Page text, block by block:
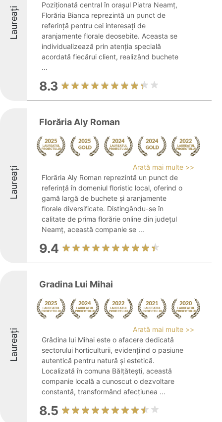
Laureați
Poziționată central în orașul Piatra Neamț,
Florăria Bianca reprezintă un punct de
referință pentru cei interesați de
aranjamente florale deosebite. Aceasta se
individualizează prin atenția specială
acordată fiecărui client, realizând buchete
...
8.3
Laureați
Florăria Aly Roman
Arată mai multe >>
Florăria Aly Roman reprezintă un punct de
referință în domeniul floristic local, oferind o
gamă largă de buchete și aranjamente
florale diversificate. Distingându-se în
calitate de prima florărie online din județul
Neamț, această companie se ...
9.4
Laureați
Gradina Lui Mihai
Arată mai multe >>
Grădina lui Mihai este o afacere dedicată
sectorului horticulturii, evidențiind o pasiune
autentică pentru natură și estetică.
Localizată în comuna Bălțătești, această
companie locală a cunoscut o dezvoltare
constantă, transformând afecțiunea ...
8.5